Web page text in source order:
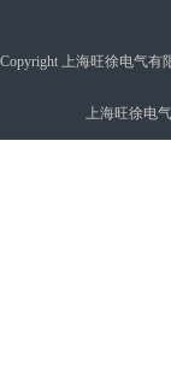
Copyright 上海旺徐电气有
上海旺徐电